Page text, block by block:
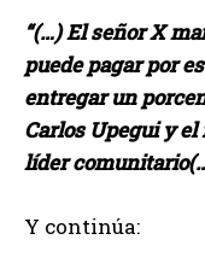
“(…) El señor X
puede pagar por
entregar un
Carlos Upegui y
líder
Y continúa: